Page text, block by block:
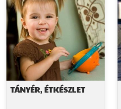
TÁNYÉR, ÉTKÉSZLET